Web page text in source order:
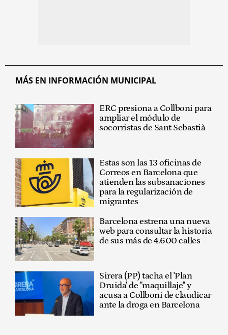
MÁS EN INFORMACIÓN MUNICIPAL
ERC presiona a Collboni para
ampliar el módulo de
socorristas de Sant Sebastià
Estas son las 13 oficinas de
Correos en Barcelona que
atienden las subsanaciones
para la regularización de
migrantes
Barcelona estrena una nueva
web para consultar la historia
de sus más de 4.600 calles
Sirera (PP) tacha el 'Plan
Druida' de "maquillaje" y
acusa a Collboni de claudicar
ante la droga en Barcelona